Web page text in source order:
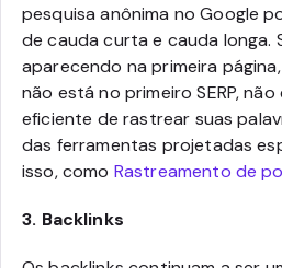
pesquisa anônima no Google
de cauda curta e cauda longa.
aparecendo na primeira
não está no primeiro SERP, não
eficiente de rastrear suas
das ferramentas projetadas
isso, como Rastreamento de
3. Backlinks